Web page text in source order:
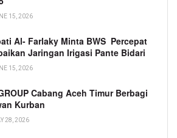
15, 2026
Al- Farlaky Minta BWS Percepat
Jaringan Irigasi Pante Bidari
15, 2026
Cabang Aceh Timur Berbagi
Kurban
28, 2026